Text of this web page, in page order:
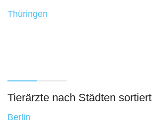
Thüringen
Tierärzte nach Städten sortiert
Berlin